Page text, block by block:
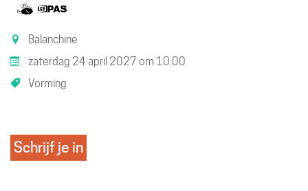
Samen
eropuit!UiTPAS
Balanchine
zaterdag 24 april 2027 om 10:00
Vorming
Schrijf je in